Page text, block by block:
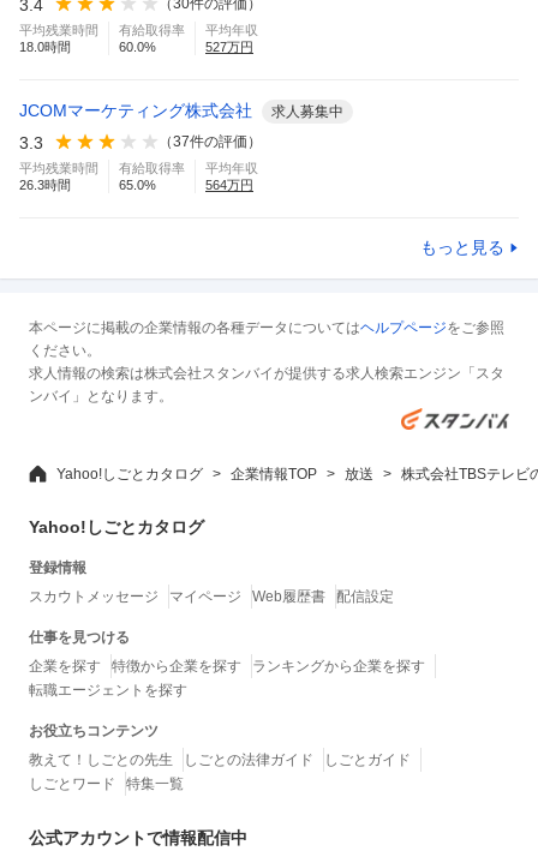
3.4 （30件の評価）
平均残業時間
18.0時間
有給取得率
60.0%
平均年収
527万円
JCOMマーケティング株式会社 求人募集中
3.3 （37件の評価）
平均残業時間
26.3時間
有給取得率
65.0%
平均年収
564万円
もっと見る
本ページに掲載の企業情報の各種データについてはヘルプページをご参照
ください。
求人情報の検索は株式会社スタンバイが提供する求人検索エンジン「スタ
ンバイ」となります。
Yahoo!しごとカタログ 企業情報TOP 放送 株式会社TBSテレビ
Yahoo!しごとカタログ
登録情報
スカウトメッセージ
マイページ Web履歴書 配信設定
仕事を見つける
企業を探す
特徴から企業を探す
ランキングから企業を探す
転職エージェントを探す
お役立ちコンテンツ
教えて！しごとの先生
しごとの法律ガイド
しごとガイド
しごとワード
特集一覧
公式アカウントで情報配信中